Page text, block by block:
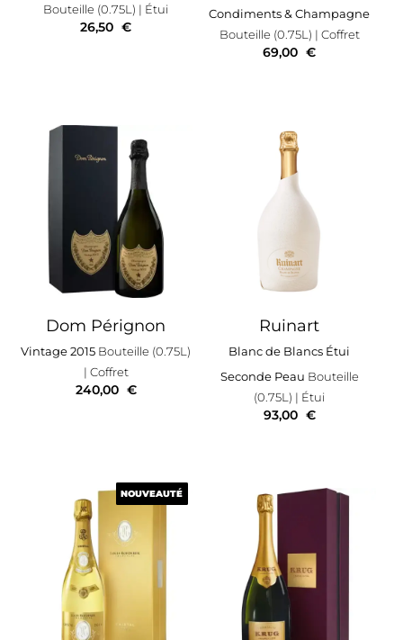
Bouteille (0.75L) | Étui
26,50 €
Condiments & Champagne
Bouteille (0.75L) | Coffret
69,00 €
Dom Pérignon
Vintage 2015 Bouteille (0.75L)
| Coffret
240,00 €
Ruinart
Blanc de Blancs Étui
Seconde Peau Bouteille
(0.75L) | Étui
93,00 €
NOUVEAUTÉ
NOUVEAUTÉ